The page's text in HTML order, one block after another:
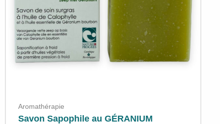
Aromathérapie
Savon Sapophile au GÉRANIUM